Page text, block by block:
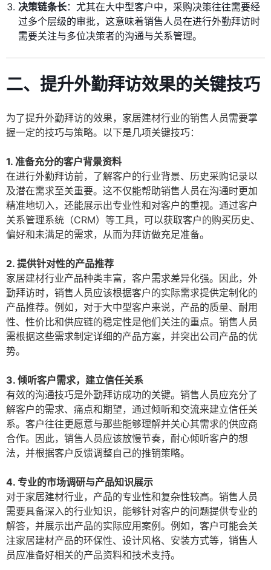
决策链条长：尤其在大中型客户中，采购决策往往需要经
过多个层级的审批，这意味着销售人员在进行外勤拜访时
需要关注与多位决策者的沟通与关系管理。
二、提升外勤拜访效果的关键技巧
为了提升外勤拜访的效果，家居建材行业的销售人员需要掌
握一定的技巧与策略。以下是几项关键技巧：
1. 准备充分的客户背景资料
在进行外勤拜访前，了解客户的行业背景、历史采购记录以
及潜在需求至关重要。这不仅能帮助销售人员在沟通时更加
精准地切入，还能展示出专业性和对客户的重视。通过客户
关系管理系统（CRM）等工具，可以获取客户的购买历史、
偏好和未满足的需求，从而为拜访做充足准备。
2. 提供针对性的产品推荐
家居建材行业产品种类丰富，客户需求差异化强。因此，外
勤拜访时，销售人员应该根据客户的实际需求提供定制化的
产品推荐。例如，对于大中型客户来说，产品的质量、耐用
性、性价比和供应链的稳定性是他们关注的重点。销售人员
需根据这些需求制定详细的产品方案，并突出公司产品的优
势。
3. 倾听客户需求，建立信任关系
有效的沟通技巧是外勤拜访成功的关键。销售人员应充分了
解客户的需求、痛点和期望，通过倾听和交流来建立信任关
系。客户往往更愿意与那些能够理解并关心其需求的供应商
合作。因此，销售人员应该放慢节奏，耐心倾听客户的想
法，并根据客户反馈调整自己的推销策略。
4. 专业的市场调研与产品知识展示
对于家居建材行业，产品的专业性和复杂性较高。销售人员
需要具备深入的行业知识，能够针对客户的问题提供专业的
解答，并展示出产品的实际应用案例。例如，客户可能会关
注家居建材产品的环保性、设计风格、安装方式等，销售人
员应准备好相关的产品资料和技术支持。